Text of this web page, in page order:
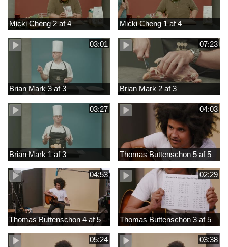
Micki Cheng 2 af 4 Micki Cheng 1 af 4
03:01
Brian Mark 3 af 3
07:23
Brian Mark 2 af 3
03:27
Brian Mark 1 af 3
04:03
Thomas Buttenschon 5 af 5
04:53
Thomas Buttenschon 4 af 5
02:29
Thomas Buttenschon 3 af 5
05:24 03:38